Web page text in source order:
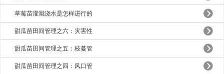
草莓苗灌溉浇水是怎样进行的
甜瓜苗田间管理之六：灾害性
甜瓜苗田间管理之五：枝蔓管
甜瓜苗田间管理之四：风口管